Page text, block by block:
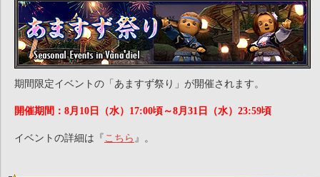
期間限定イベントの「あますず祭り」が開催されます。
開催期間：8月10日（水）17:00頃～8月31日（水）23:59頃
イベントの詳細は『 こちら 』。